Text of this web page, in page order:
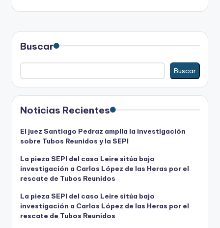
Buscar
Buscar
Noticias Recientes
El juez Santiago Pedraz amplía la investigación
sobre Tubos Reunidos y la SEPI
La pieza SEPI del caso Leire sitúa bajo
investigación a Carlos López de las Heras por el
rescate de Tubos Reunidos
La pieza SEPI del caso Leire sitúa bajo
investigación a Carlos López de las Heras por el
rescate de Tubos Reunidos